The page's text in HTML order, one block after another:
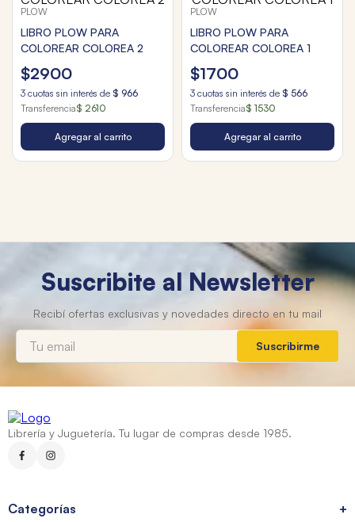
PLOW
LIBRO PLOW PARA
COLOREAR COLOREA 2
$2900
3 cuotas sin interés de $ 966
Transferencia$ 2610
Agregar al carrito
PLOW
LIBRO PLOW PARA
COLOREAR COLOREA 1
$1700
3 cuotas sin interés de $ 566
Transferencia$ 1530
Agregar al carrito
Suscribite al Newsletter
Suscribirme
Librería y Juguetería. Tu lugar de compras desde 1985.
Categorías +